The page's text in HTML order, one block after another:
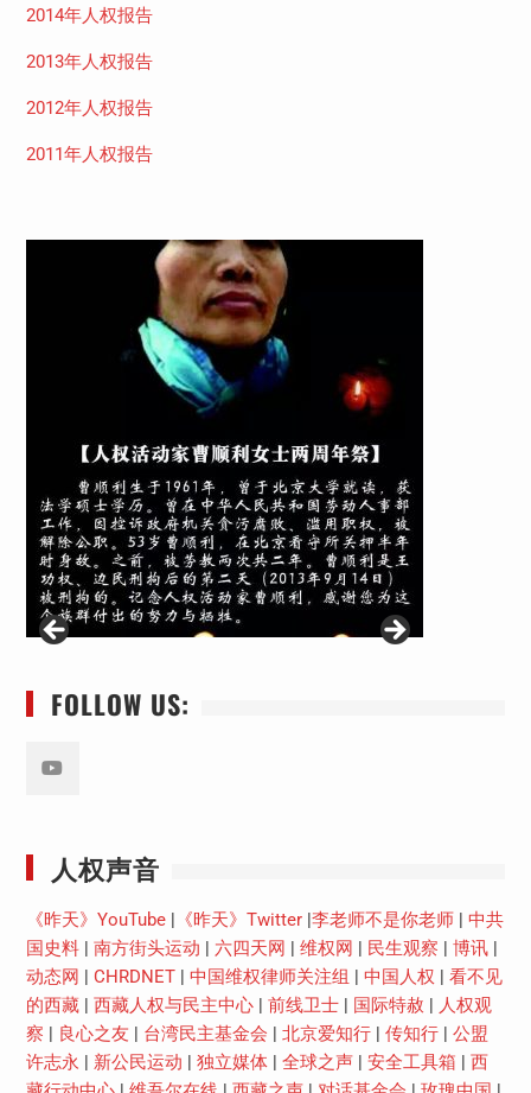
2014年人权报告
2013年人权报告
2012年人权报告
2011年人权报告
FOLLOW US:
人权声音
《昨天》YouTube| 《昨天》Twitter| 李老师不是你老师| 中共
国史料| 南方街头运动 六四天网 维权网 民生观察 博讯|
动态网
CHRDNET| 中国维权律师关注组 中国人权
看不见
的西藏| 西藏人权与民主中心| 前线卫士| 国际特赦
人权观
察
良心之友 台湾民主基金会 北京爱知行| 传知行| 公盟
许志永
新公民运动 独立媒体| 全球之声| 安全工具箱
西